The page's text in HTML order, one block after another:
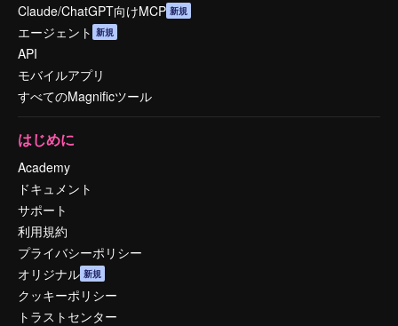
Claude/ChatGPT向けMCP 新規
エージェント 新規
API
モバイルアプリ
すべてのMagnificツール
はじめに
Academy
ドキュメント
サポート
利用規約
プライバシーポリシー
オリジナル 新規
クッキーポリシー
トラストセンター